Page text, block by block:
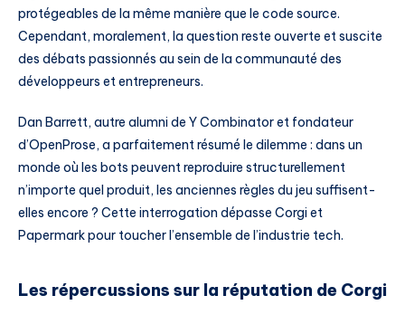
protégeables de la même manière que le code source.
Cependant, moralement, la question reste ouverte et suscite
des débats passionnés au sein de la communauté des
développeurs et entrepreneurs.
Dan Barrett, autre alumni de Y Combinator et fondateur
d’OpenProse, a parfaitement résumé le dilemme : dans un
monde où les bots peuvent reproduire structurellement
n’importe quel produit, les anciennes règles du jeu suffisent-
elles encore ? Cette interrogation dépasse Corgi et
Papermark pour toucher l’ensemble de l’industrie tech.
Les répercussions sur la réputation de Corgi